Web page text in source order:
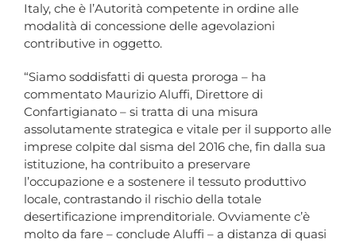
Italy, che è l’Autorità competente in ordine alle
modalità di concessione delle agevolazioni
contributive in oggetto.
“Siamo soddisfatti di questa proroga – ha
commentato Maurizio Aluffi, Direttore di
Confartigianato – si tratta di una misura
assolutamente strategica e vitale per il supporto alle
imprese colpite dal sisma del 2016 che, fin dalla sua
istituzione, ha contribuito a preservare
l’occupazione e a sostenere il tessuto produttivo
locale, contrastando il rischio della totale
desertificazione imprenditoriale. Ovviamente c’è
molto da fare – conclude Aluffi – a distanza di quasi